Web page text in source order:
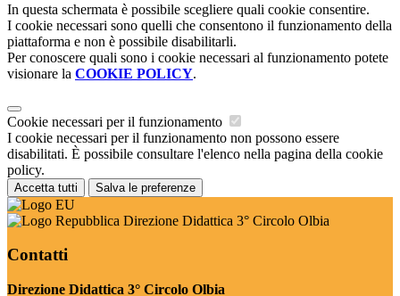
In questa schermata è possibile scegliere quali cookie consentire.
I cookie necessari sono quelli che consentono il funzionamento della
piattaforma e non è possibile disabilitarli.
Per conoscere quali sono i cookie necessari al funzionamento potete
visionare la COOKIE POLICY.
Cookie necessari per il funzionamento
I cookie necessari per il funzionamento non possono essere
disabilitati. È possibile consultare l'elenco nella pagina della cookie
policy.
Accetta tutti Salva le preferenze
Direzione Didattica 3° Circolo Olbia
Contatti
Direzione Didattica 3° Circolo Olbia